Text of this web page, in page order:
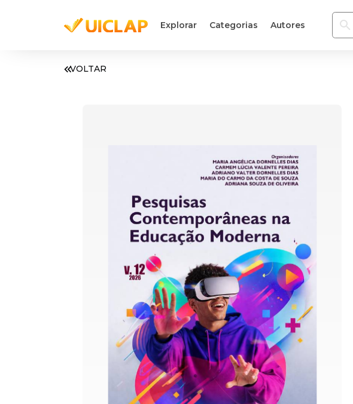
Explorar Categorias Autores
VOLTAR